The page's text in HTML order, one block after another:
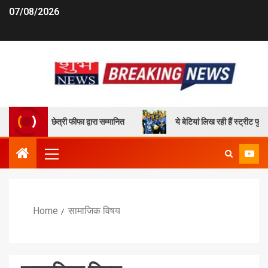
07/08/2026
सुनील छेत्री फीफा द्वारा सम्मानित ये बेटियां लिख रही हैं स्ट्रीट फुटबॉल के
Home सामाजिक विषय